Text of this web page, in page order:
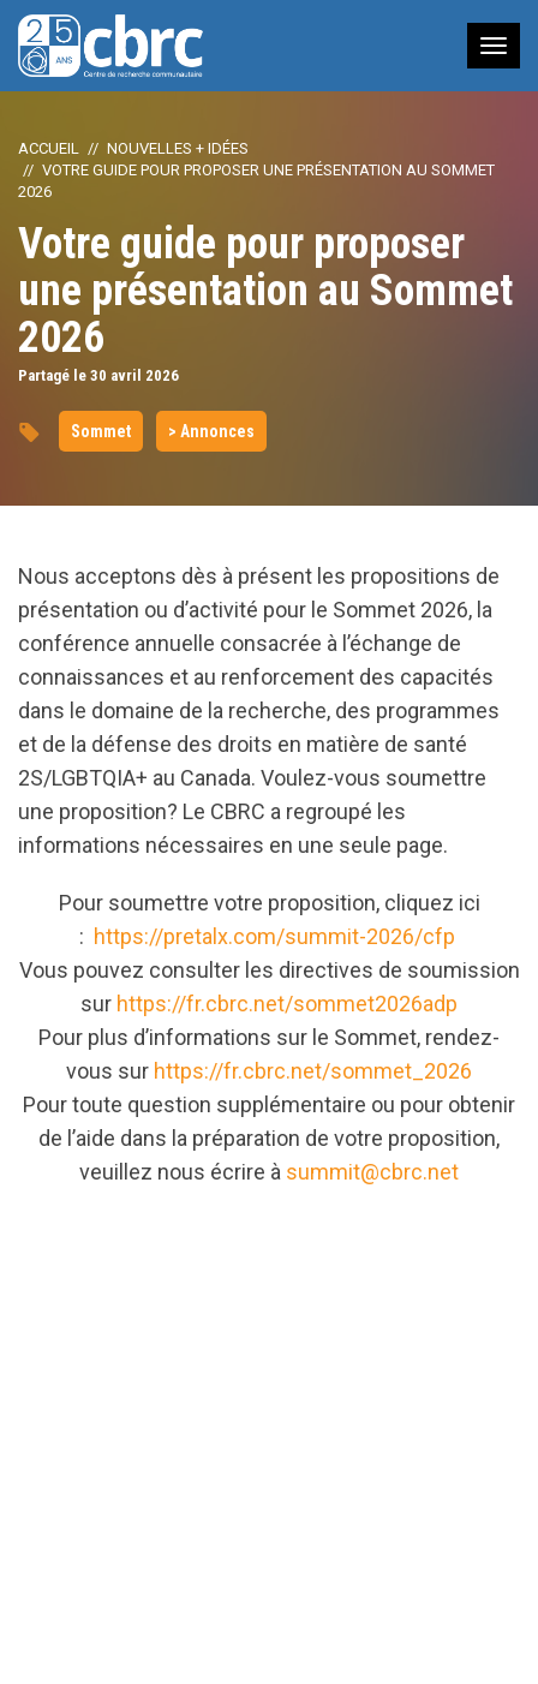
à
ACCUEIL
NOUVELLES + IDÉES
VOTRE GUIDE POUR PROPOSER UNE PRÉSENTATION AU SOMMET
2026
Votre guide pour proposer
une présentation au Sommet
2026
Partagé le 30 avril 2026
Sommet > Annonces
Nous acceptons dès à présent les propositions de
présentation ou d’activité pour le Sommet 2026, la
conférence annuelle consacrée à l’échange de
connaissances et au renforcement des capacités
dans le domaine de la recherche, des programmes
et de la défense des droits en matière de santé
2S/LGBTQIA+ au Canada. Voulez-vous soumettre
une proposition? Le CBRC a regroupé les
informations nécessaires en une seule page.
Pour soumettre votre proposition, cliquez ici
: https://pretalx.com/summit-2026/cfp
Vous pouvez consulter les directives de soumission
sur https://fr.cbrc.net/sommet2026adp
Pour plus d’informations sur le Sommet, rendez-
vous sur https://fr.cbrc.net/sommet_2026
Pour toute question supplémentaire ou pour obtenir
de l’aide dans la préparation de votre proposition,
veuillez nous écrire à summit@cbrc.net